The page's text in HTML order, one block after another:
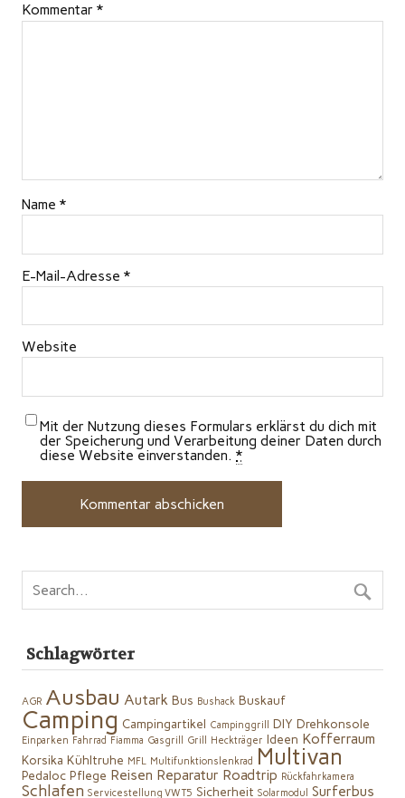
Kommentar *
Name *
E-Mail-Adresse *
Website
Mit der Nutzung dieses Formulars erklärst du dich mit
der Speicherung und Verarbeitung deiner Daten durch
diese Website einverstanden. *
Schlagwörter
AGR Ausbau Autark Bus Bushack Buskauf
Camping Campingartikel Campinggrill DIY Drehkonsole
Einparken Fahrrad Fiamma Gasgrill Grill Heckträger Ideen Kofferraum
Korsika Kühltruhe MFL Multifunktionslenkrad Multivan
Pedaloc Pflege Reisen Reparatur Roadtrip Rückfahrkamera
Schlafen Servicestellung VW T5 Sicherheit Solarmodul Surferbus